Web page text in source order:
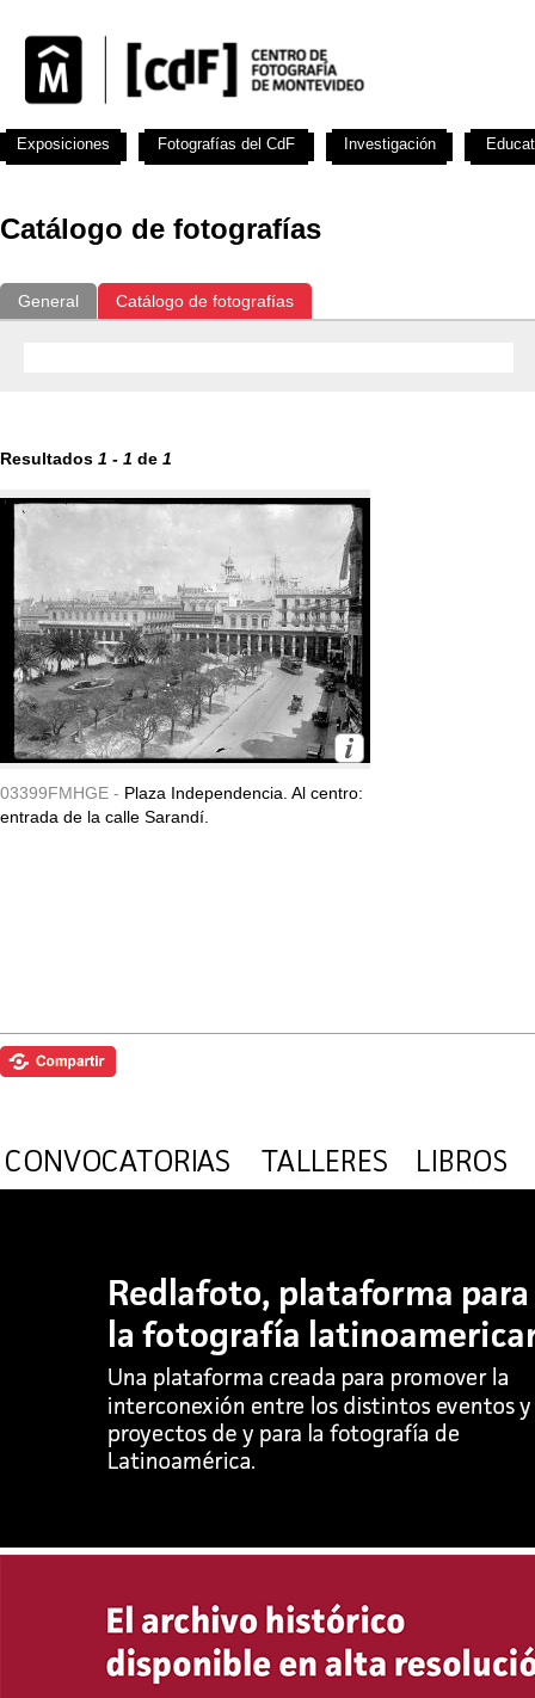
Catálogo de fotografías
General Catálogo de fotografías
Resultados 1 - 1 de 1
03399FMHGE - Plaza Independencia. Al centro:
entrada de la calle Sarandí.
Exposiciones Fotografías del CdF Investigación